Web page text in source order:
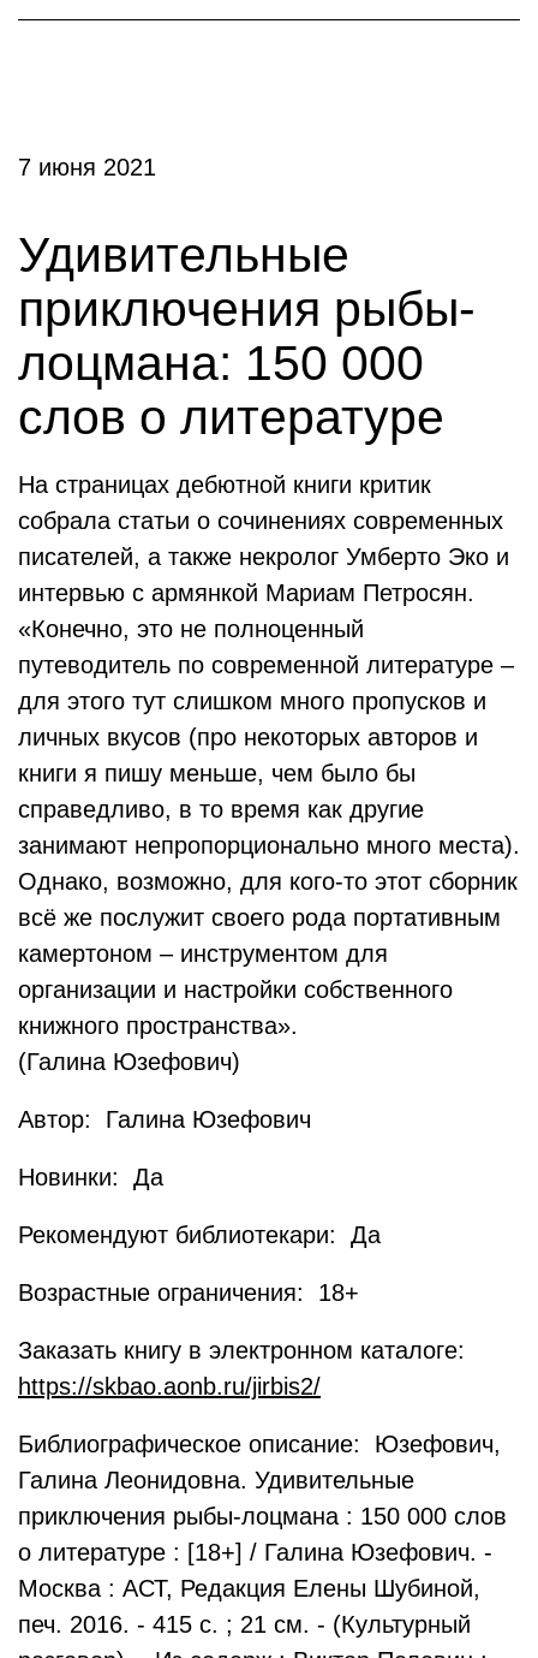
7 июня 2021
Удивительные
приключения рыбы-
лоцмана: 150 000
слов о литературе
На страницах дебютной книги критик
собрала статьи о сочинениях современных
писателей, а также некролог Умберто Эко и
интервью с армянкой Мариам Петросян.
«Конечно, это не полноценный
путеводитель по современной литературе –
для этого тут слишком много пропусков и
личных вкусов (про некоторых авторов и
книги я пишу меньше, чем было бы
справедливо, в то время как другие
занимают непропорционально много места).
Однако, возможно, для кого-то этот сборник
всё же послужит своего рода портативным
камертоном – инструментом для
организации и настройки собственного
книжного пространства».
(Галина Юзефович)
Автор: Галина Юзефович
Новинки: Да
Рекомендуют библиотекари: Да
Возрастные ограничения: 18+
Заказать книгу в электронном каталоге:
https://skbao.aonb.ru/jirbis2/
Библиографическое описание: Юзефович,
Галина Леонидовна. Удивительные
приключения рыбы-лоцмана : 150 000 слов
о литературе : [18+] / Галина Юзефович. -
Москва : АСТ, Редакция Елены Шубиной,
печ. 2016. - 415 с. ; 21 см. - (Культурный